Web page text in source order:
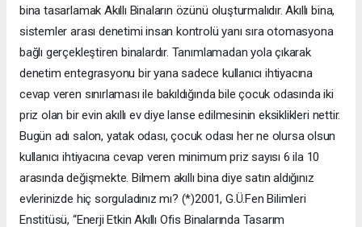
bina tasarlamak Akıllı Binaların özünü oluşturmalıdır. Akıllı bina,
sistemler arası denetimi insan kontrolü yanı sıra otomasyona
bağlı gerçekleştiren binalardır. Tanımlamadan yola çıkarak
denetim entegrasyonu bir yana sadece kullanıcı ihtiyacına
cevap veren sınırlaması ile bakıldığında bile çocuk odasında iki
priz olan bir evin akıllı ev diye lanse edilmesinin eksiklikleri nettir.
Bugün adı salon, yatak odası, çocuk odası her ne olursa olsun
kullanıcı ihtiyacına cevap veren minimum priz sayısı 6 ila 10
arasında değişmekte. Bilmem akıllı bina diye satın aldığınız
evlerinizde hiç sorguladınız mı? (*)2001, G.Ü.Fen Bilimleri
Enstitüsü, “Enerji Etkin Akıllı Ofis Binalarında Tasarım